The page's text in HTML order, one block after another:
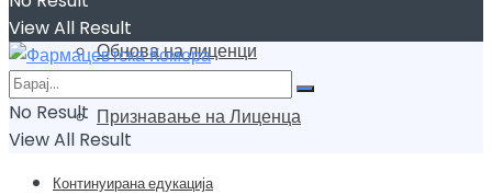
Обнова на лиценци
Признавање на Лиценца
Континуирана едукација
View All Result
No Result
View All Result